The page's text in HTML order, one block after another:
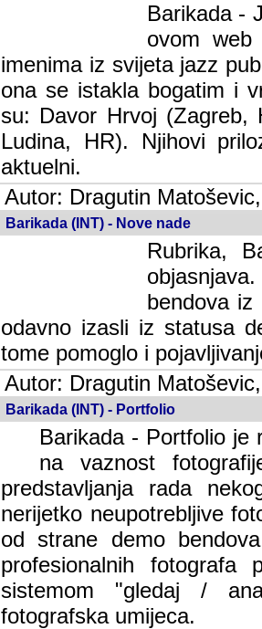
Barikada -
ovom web
imenima iz svijeta jazz
ona se istakla bogatim i
su: Davor Hrvoj (Zagreb,
Ludina, HR). Njihovi
aktuelni.
Autor: Dragutin
Barikada (INT) - Nove nade
Rubrika,
bendova
odavno izasli iz statusa
tome pomoglo i
Autor: Dragutin
Barikada (INT) - Portfolio
Barikada - Portfolio je
na vaznost
predstavljanja rada
nerijetko neupotrebljive
od strane demo
profesionalnih fotografa
sistemom "gledaj /
fotografska umijeca.